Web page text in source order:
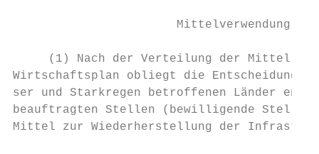
Mittelverwendung
(1) Nach der Verteilung der Mittel
Wirtschaftsplan obliegt die Entscheidung
ser und Starkregen betroffenen Länder
beauftragten Stellen (bewilligende
Mittel zur Wiederherstellung der